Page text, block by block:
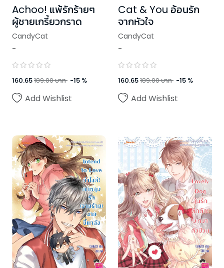
Achoo! แพ้รักร้ายๆ
ผู้ชายเกรี้ยวกราด
CandyCat
-
160.65189.00บาท -15 %
Add Wishlist
Cat & You อ้อนรัก
จากหัวใจ
CandyCat
-
160.65189.00บาท -15 %
Add Wishlist